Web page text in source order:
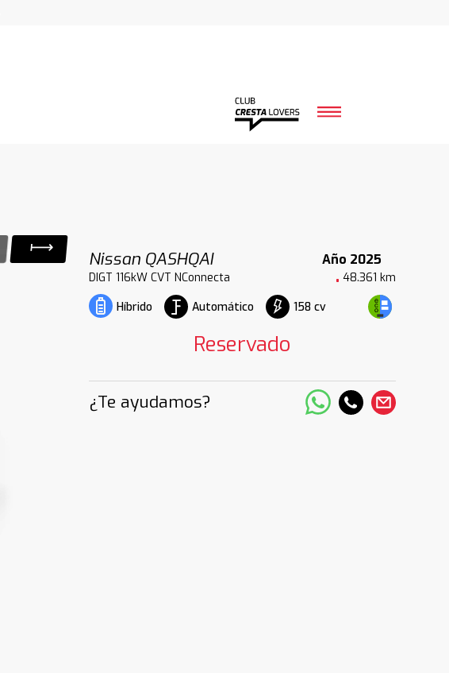
Nissan QASHQAI
Año 2025
DIGT 116kW CVT NConnecta
48.361 km
Híbrido
Automático 158 cv
Reservado
¿Te ayudamos?